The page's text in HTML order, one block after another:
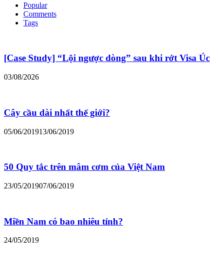
Popular
Comments
Tags
[Case Study] “Lội ngược dòng” sau khi rớt Visa Úc
03/08/2026
Cây cầu dài nhất thế giới?
05/06/201913/06/2019
50 Quy tắc trên mâm cơm của Việt Nam
23/05/201907/06/2019
Miền Nam có bao nhiêu tỉnh?
24/05/2019